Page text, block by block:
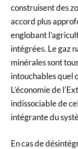
construisent des
accord plus
englobant
intégrées. Le gaz
minérales sont
intouchables quel
L’économie de
indissociable de
intégrante du
En cas de